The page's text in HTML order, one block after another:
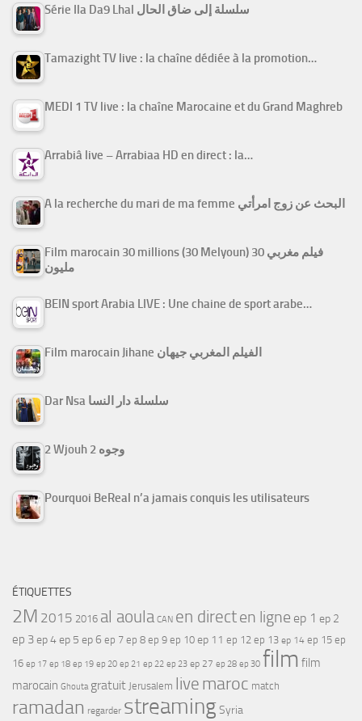
Série Ila Da9 Lhal سلسلة إلى ضاق الحال
Tamazight TV live : la chaîne dédiée à la promotion…
MEDI 1 TV live : la chaîne Marocaine et du Grand Maghreb
Arrabiâ live – Arrabiaa HD en direct : la…
A la recherche du mari de ma femme البحث عن زوج امرأتي
Film marocain 30 millions (30 Melyoun) فيلم مغربي 30
مليون
BEIN sport Arabia LIVE : Une chaine de sport arabe…
Film marocain Jihane الفيلم المغربي جيهان
Dar Nsa سلسلة دار النسا
2 Wjouh 2 وجوه
Pourquoi BeReal n’a jamais conquis les utilisateurs
ÉTIQUETTES
2M 2015 2016 al aoula CAN en directen ligne ep 1 ep 2
ep 3ep 4ep 5 ep 6 ep 7 ep 8 ep 9 ep 10 ep 11 ep 12 ep 13 ep 14 ep 15 ep
16 ep 17 ep 18 ep 19 ep 20 ep 21 ep 22 ep 23 ep 27 ep 28 ep 30 film film
marocain Ghouta gratuit Jerusalem live maroc match
ramadan regarder streamingSyria